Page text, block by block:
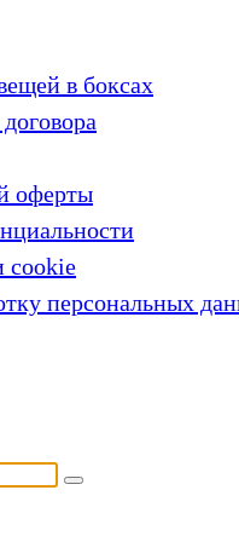
в боксах
оферты
cookie
персональных